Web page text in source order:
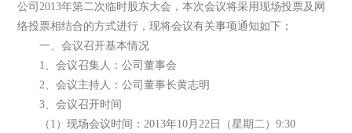
公司2013年第二次临时股东大会，本次会议将采用现场投票及网
络投票相结合的方式进行，现将会议有关事项通知如下：
一、会议召开基本情况
1、会议召集人：公司董事会
2、会议主持人：公司董事长黄志明
3、会议召开时间
（1）现场会议时间：2013年10月22日（星期二）9:30